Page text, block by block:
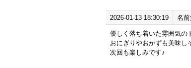
2026-01-13 18:30:19 名前
優しく落ち着いた雰囲気の
おにぎりやおかずも美味し
次回も楽しみです♪